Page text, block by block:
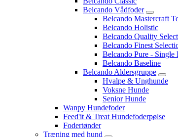
Belcando Vådfoder
Belcando Mastercraft
Belcando Holistic
Belcando Quality
Belcando Finest
Belcando Pure - Single
Belcando Baseline
Belcando Aldersgruppe
Hvalpe & Unghunde
Voksne Hunde
Senior Hunde
Wanpy Hundefoder
Feed'it & Treat Hundefoderpølse
Fodertønder
Træning med hund